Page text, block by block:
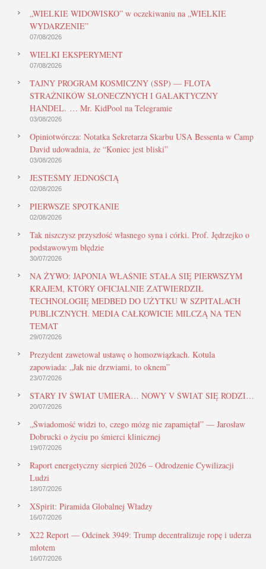
„WIELKIE WIDOWISKO” w oczekiwaniu na „WIELKIE
WYDARZENIE”
07/08/2026
WIELKI EKSPERYMENT
07/08/2026
TAJNY PROGRAM KOSMICZNY (SSP) — FLOTA
STRAŻNIKÓW SŁONECZNYCH I GALAKTYCZNY
HANDEL. … Mr. KidPool na Telegramie
03/08/2026
Opiniotwórcza: Notatka Sekretarza Skarbu USA Bessenta w Camp
David udowadnia, że “Koniec jest bliski”
03/08/2026
JESTEŚMY JEDNOŚCIĄ
02/08/2026
PIERWSZE SPOTKANIE
02/08/2026
Tak niszczysz przyszłość własnego syna i córki. Prof. Jędrzejko o
podstawowym błędzie
30/07/2026
NA ŻYWO: JAPONIA WŁAŚNIE STAŁA SIĘ PIERWSZYM
KRAJEM, KTÓRY OFICJALNIE ZATWIERDZIŁ
TECHNOLOGIĘ MEDBED DO UŻYTKU W SZPITALACH
PUBLICZNYCH. MEDIA CAŁKOWICIE MILCZĄ NA TEN
TEMAT
29/07/2026
Prezydent zawetował ustawę o homozwiązkach. Kotula
zapowiada: „Jak nie drzwiami, to oknem”
23/07/2026
STARY IV ŚWIAT UMIERA… NOWY V ŚWIAT SIĘ RODZI…
20/07/2026
„Świadomość widzi to, czego mózg nie zapamiętał” — Jarosław
Dobrucki o życiu po śmierci klinicznej
19/07/2026
Raport energetyczny sierpień 2026 – Odrodzenie Cywilizacji
Ludzi
18/07/2026
XSpirit: Piramida Globalnej Władzy
16/07/2026
X22 Report — Odcinek 3949: Trump decentralizuje ropę i uderza
młotem
16/07/2026